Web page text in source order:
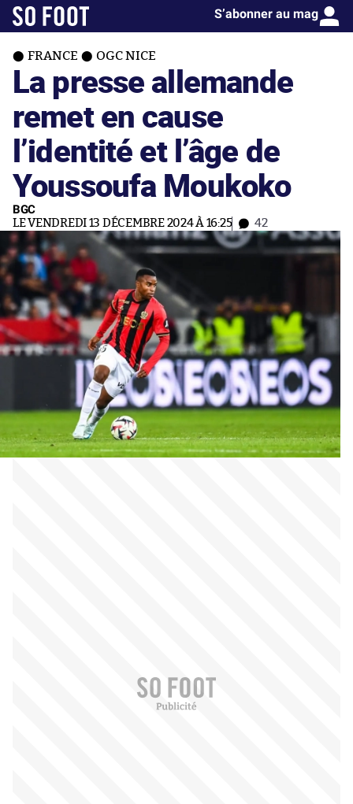
S’abonner au mag
FRANCE OGC NICE
La presse allemande
remet en cause
l’identité et l’âge de
Youssoufa Moukoko
BGC
LE VENDREDI 13 DÉCEMBRE 2024 À 16:25 42